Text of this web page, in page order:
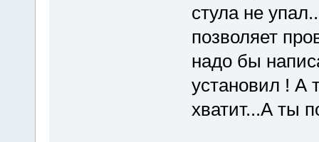
стула не
позволяет
надо бы
установил ! А
хватит...А ты